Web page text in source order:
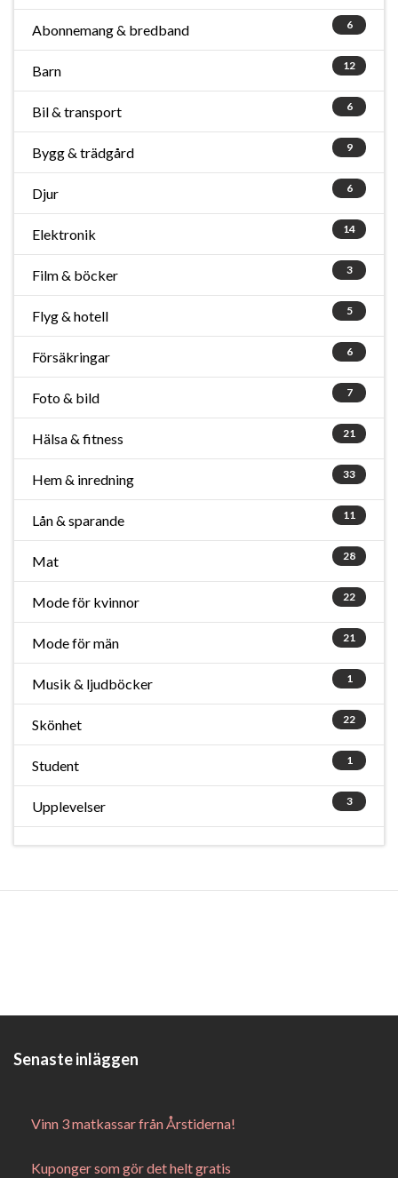
6
Abonnemang & bredband
12
Barn
6
Bil & transport
9
Bygg & trädgård
6
Djur
14
Elektronik
3
Film & böcker
5
Flyg & hotell
6
Försäkringar
7
Foto & bild
21
Hälsa & fitness
33
Hem & inredning
11
Lån & sparande
28
Mat
22
Mode för kvinnor
21
Mode för män
1
Musik & ljudböcker
22
Skönhet
1
Student
3
Upplevelser
Senaste inläggen
Vinn 3 matkassar från Årstiderna!
Kuponger som gör det helt gratis